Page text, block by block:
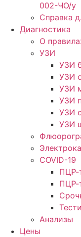
002-ЧО/у
Справка
Диагностика
О
УЗИ
УЗИ
УЗИ
УЗИ
УЗИ
УЗИ
УЗИ
COVID-19
ПЦР-
ПЦР-
Анализы
Цены